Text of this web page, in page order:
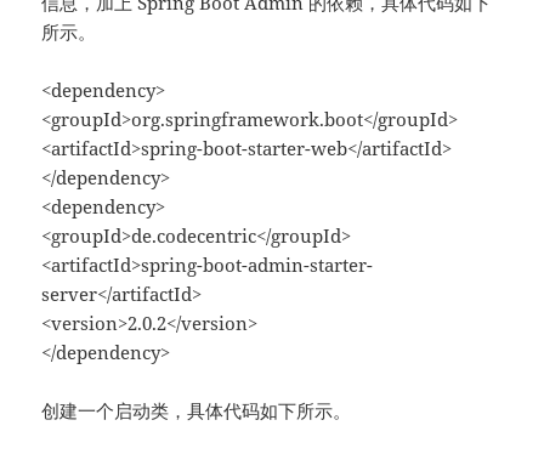
所示。
<dependency>
<groupId>org.springframework.boot</groupId>
<artifactId>spring-boot-starter-web</artifactId>
</dependency>
<dependency>
<groupId>de.codecentric</groupId>
<artifactId>spring-boot-admin-starter-
server</artifactId>
<version>2.0.2</version>
</dependency>
创建一个启动类，具体代码如下所示。